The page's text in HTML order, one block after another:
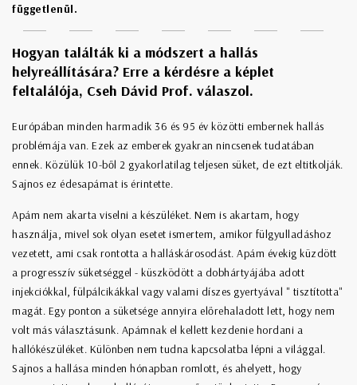
függetlenül.
Hogyan találták ki a módszert a hallás
helyreállítására? Erre a kérdésre a képlet
feltalálója, Cseh Dávid Prof. válaszol.
Európában minden harmadik 36 és 95 év közötti embernek hallás
problémája van. Ezek az emberek gyakran nincsenek tudatában
ennek. Közülük 10-ből 2 gyakorlatilag teljesen süket, de ezt eltitkolják.
Sajnos ez édesapámat is érintette.
Apám nem akarta viselni a készüléket. Nem is akartam, hogy
használja, mivel sok olyan esetet ismertem, amikor fülgyulladáshoz
vezetett, ami csak rontotta a halláskárosodást. Apám évekig küzdött
a progresszív süketséggel - küszködött a dobhártyájába adott
injekciókkal, fülpálcikákkal vagy valami díszes gyertyával " tisztította"
magát. Egy ponton a süketsége annyira előrehaladott lett, hogy nem
volt más választásunk. Apámnak el kellett kezdenie hordani a
hallókészüléket. Különben nem tudna kapcsolatba lépni a világgal.
Sajnos a hallása minden hónapban romlott, és ahelyett, hogy